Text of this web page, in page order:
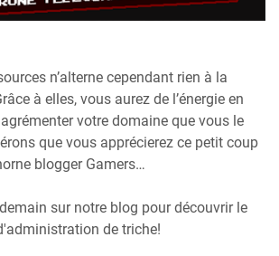
n’alterne cependant rien à la
à elles, vous aurez de l’énergie en
votre domaine que vous le
que vous apprécierez ce petit coup
blogger Gamers…
sur notre blog pour découvrir le
de triche!